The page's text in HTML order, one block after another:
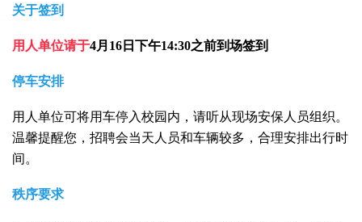
关于签到
用人单位请于4月 16 日下午14:30之前到场签到
停车安排
用人单位可将用车停入校园内，请听从现场安保人员组织。
温馨提醒您，招聘会当天人员和车辆较多，合理安排出行时
间。
秩序要求